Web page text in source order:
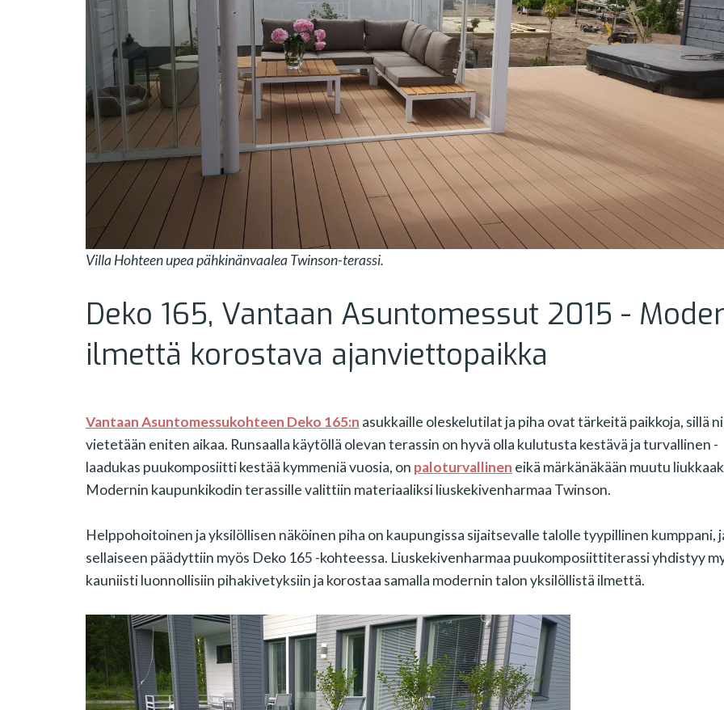
Villa Hohteen upea pähkinänvaalea Twinson-terassi.
Deko 165, Vantaan Asuntomessut 2015 -
ilmettä korostava ajanviettopaikka
Vantaan Asuntomessukohteen Deko 165:n asukkaille oleskelutilat ja piha ovat tärkeitä paikkoja, sillä
vietetään eniten aikaa. Runsaalla käytöllä olevan terassin on hyvä olla kulutusta kestävä ja turvallinen -
laadukas puukomposiitti kestää kymmeniä vuosia, on paloturvallinen eikä märkänäkään muutu
Modernin kaupunkikodin terassille valittiin materiaaliksi liuskekivenharmaa Twinson.
Helppohoitoinen ja yksilöllisen näköinen piha on kaupungissa sijaitsevalle talolle tyypillinen kumppani,
sellaiseen päädyttiin myös Deko 165 -kohteessa. Liuskekivenharmaa puukomposiittiterassi yhdistyy
kauniisti luonnollisiin pihakivetyksiin ja korostaa samalla modernin talon yksilöllistä ilmettä.